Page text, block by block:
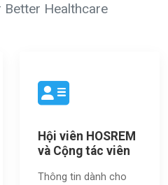
Better Healthcare
Hội viên HOSREM
và Cộng tác viên
Thông tin dành cho